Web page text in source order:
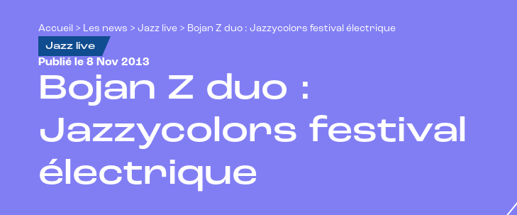
Accueil > Les news > Jazz live > Bojan Z duo : Jazzycolors festival électrique
Jazz live
Publié le 8 Nov 2013
Bojan Z duo :
Jazzycolors festival
électrique